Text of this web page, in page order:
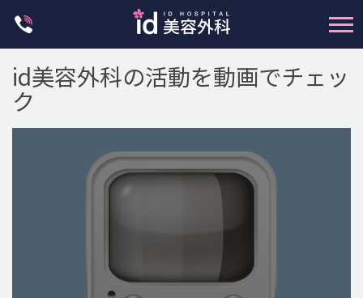
id美容外科の活動を動画でチェッ
ク